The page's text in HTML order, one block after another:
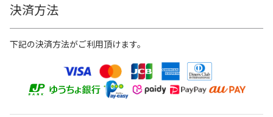
決済方法
下記の決済方法がご利用頂けます。